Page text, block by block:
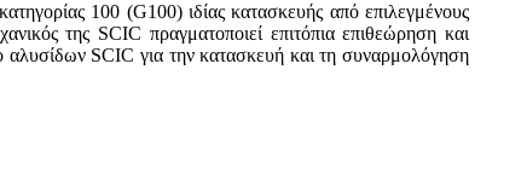
100 (G100) ιδίας κατασκευής από επιλεγμένους
της SCIC πραγματοποιεί επιτόπια επιθεώρηση και
αλυσίδων SCIC για την κατασκευή και τη συναρμολόγηση